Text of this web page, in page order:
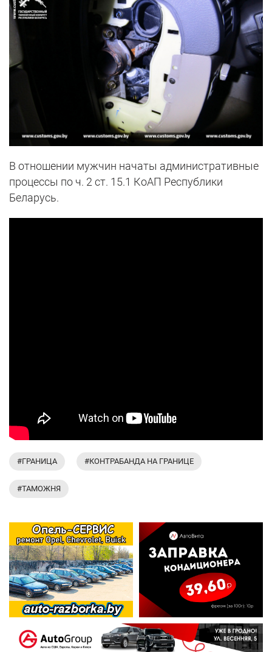
В отношении мужчин начаты административные
процессы по ч. 2 ст. 15.1 КоАП Республики
Беларусь.
#ГРАНИЦА #КОНТРАБАНДА НА ГРАНИЦЕ
#ТАМОЖНЯ